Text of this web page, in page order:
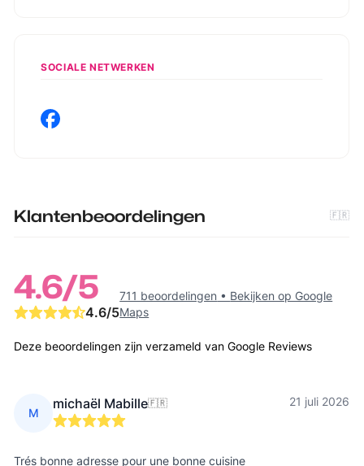
SOCIALE NETWERKEN
Klantenbeoordelingen 🇫🇷
4.6/5
4.6/5
711 beoordelingen • Bekijken op Google
Maps
Deze beoordelingen zijn verzameld van Google Reviews
M
michaël Mabille🇫🇷 21 juli 2026
Trés bonne adresse pour une bonne cuisine